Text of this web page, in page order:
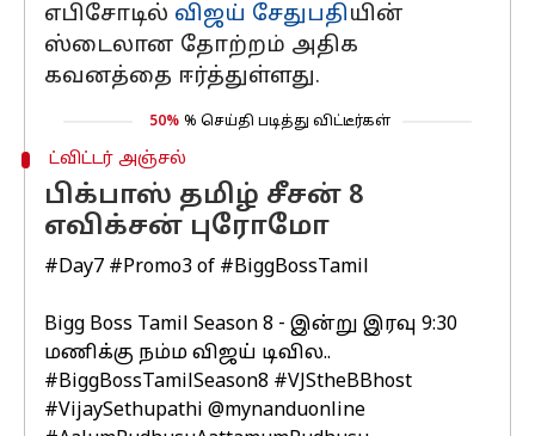
எபிசோடில் விஜய் சேதுபதியின்
ஸ்டைலான தோற்றம் அதிக
கவனத்தை ஈர்த்துள்ளது.
50% % செய்தி படித்து விட்டீர்கள்
ட்விட்டர் அஞ்சல்
பிக்பாஸ் தமிழ் சீசன் 8
எவிக்சன் புரோமோ
#Day7 #Promo3 of #BiggBossTamil
Bigg Boss Tamil Season 8 - இன்று இரவு 9:30
மணிக்கு நம்ம விஜய் டிவில..
#BiggBossTamilSeason8 #VJStheBBhost
#VijaySethupathi @mynanduonline